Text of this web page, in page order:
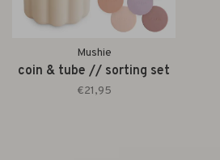
Mushie
coin & tube // sorting set
€21,95